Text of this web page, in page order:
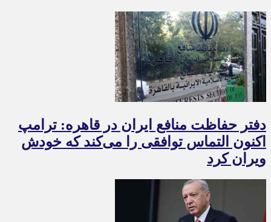
دفتر حفاظت منافع ایران در قاهره: ترامپ
اکنون التماس توافقی را می‌کند که خودش
ویران کرد